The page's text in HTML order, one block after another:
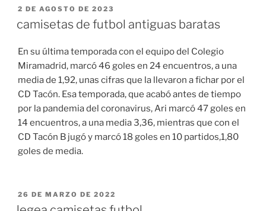
PUBLICADO
2 DE AGOSTO DE 2023
camisetas de futbol antiguas baratas
En su última temporada con el equipo del Colegio
Miramadrid, marcó 46 goles en 24 encuentros, a una
media de 1,92, unas cifras que la llevaron a fichar por el
CD Tacón. Esa temporada, que acabó antes de tiempo
por la pandemia del coronavirus, Ari marcó 47 goles en
14 encuentros, a una media 3,36, mientras que con el
CD Tacón B jugó y marcó 18 goles en 10 partidos,1,80
goles de media.
PUBLICADO
EL
26 DE MARZO DE 2022